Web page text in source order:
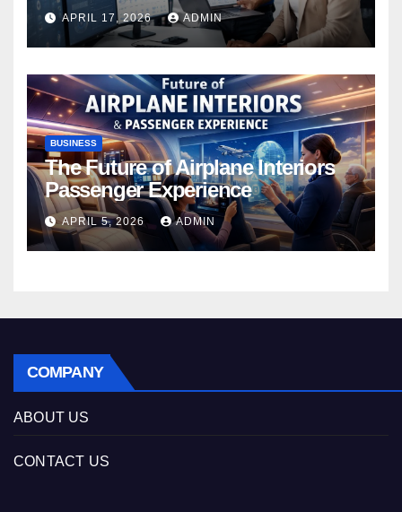
APRIL 17, 2026 ADMIN
BUSINESS
The Future of Airplane Interiors
Passenger Experience
APRIL 5, 2026 ADMIN
COMPANY
ABOUT US
CONTACT US